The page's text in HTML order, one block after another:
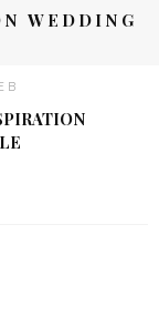
WEDDING
B